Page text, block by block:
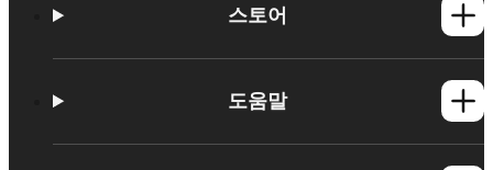
스토어
Mac 제품
도움말